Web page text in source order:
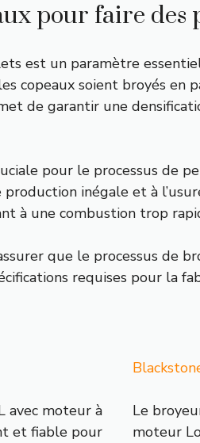
pour faire des
est un paramètre
copeaux soient broyés en
de garantir une
pour le processus de
inégale et à
à une combustion trop
que le processus de
requises pour la
avec moteur à
et fiable pour
Le
moteur